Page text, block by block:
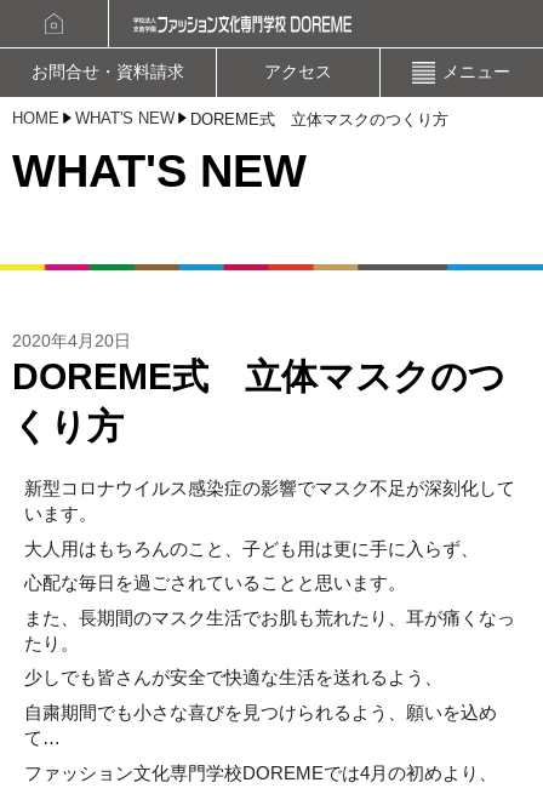
お問合せ・資料請求 アクセス メニュー
資料請求
HOME WHAT'S NEW DOREME式 立体マスクのつくり方
WHAT'S NEW
2020年4月20日
DOREME式 立体マスクのつ
くり方
新型コロナウイルス感染症の影響でマスク不足が深刻化して
います。
大人用はもちろんのこと、子ども用は更に手に入らず、
心配な毎日を過ごされていることと思います。
また、長期間のマスク生活でお肌も荒れたり、耳が痛くなっ
たり。
少しでも皆さんが安全で快適な生活を送れるよう、
自粛期間でも小さな喜びを見つけられるよう、願いを込め
て…
ファッション文化専門学校DOREMEでは4月の初めより、